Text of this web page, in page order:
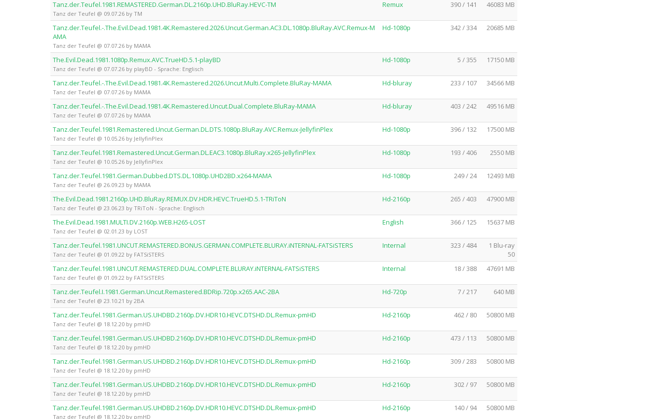
Tanz.der.Teufel.1981.REMASTERED.German.DL.2160p.UHD.BluRay.HEVC-TM
Tanz der Teufel @ 09.07.26 by TM
Remux 390 / 141 46083 MB
Tanz.der.Teufel.-.The.Evil.Dead.1981.4K.Remastered.2026.Uncut.German.AC3.DL.1080p.BluRay.AVC.Remux-M
AMA
Tanz der Teufel @ 07.07.26 by MAMA
Hd-1080p 342 / 334 20685 MB
The.Evil.Dead.1981.1080p.Remux.AVC.TrueHD.5.1-playBD
Tanz der Teufel @ 07.07.26 by playBD - Sprache: Englisch
Hd-1080p 5 / 355 17150 MB
Tanz.der.Teufel.-.The.Evil.Dead.1981.4K.Remastered.2026.Uncut.Multi.Complete.BluRay-MAMA
Tanz der Teufel @ 07.07.26 by MAMA
Hd-bluray 233 / 107 34566 MB
Tanz.der.Teufel.-.The.Evil.Dead.1981.4K.Remastered.Uncut.Dual.Complete.BluRay-MAMA
Tanz der Teufel @ 07.07.26 by MAMA
Hd-bluray 403 / 242 49516 MB
Tanz.der.Teufel.1981.Remastered.Uncut.German.DL.DTS.1080p.BluRay.AVC.Remux-JellyfinPlex
Tanz der Teufel @ 10.05.26 by JellyfinPlex
Hd-1080p 396 / 132 17500 MB
Tanz.der.Teufel.1981.Remastered.Uncut.German.DL.EAC3.1080p.BluRay.x265-JellyfinPlex
Tanz der Teufel @ 10.05.26 by JellyfinPlex
Hd-1080p 193 / 406 2550 MB
Tanz.der.Teufel.1981.German.Dubbed.DTS.DL.1080p.UHD2BD.x264-MAMA
Tanz der Teufel @ 26.09.23 by MAMA
Hd-1080p 249 / 24 12493 MB
The.Evil.Dead.1981.2160p.UHD.BluRay.REMUX.DV.HDR.HEVC.TrueHD.5.1-TRiToN
Tanz der Teufel @ 23.06.23 by TRiToN - Sprache: Englisch
Hd-2160p 265 / 403 47900 MB
The.Evil.Dead.1981.MULTI.DV.2160p.WEB.H265-LOST
Tanz der Teufel @ 02.01.23 by LOST
English 366 / 125 15637 MB
Tanz.der.Teufel.1981.UNCUT.REMASTERED.BONUS.GERMAN.COMPLETE.BLURAY.iNTERNAL-FATSiSTERS
Tanz der Teufel @ 01.09.22 by FATSiSTERS
Internal 323 / 484
1 Blu-ray
50
Tanz.der.Teufel.1981.UNCUT.REMASTERED.DUAL.COMPLETE.BLURAY.iNTERNAL-FATSiSTERS
Tanz der Teufel @ 01.09.22 by FATSiSTERS
Internal 18 / 388 47691 MB
Tanz.der.Teufel.I.1981.German.Uncut.Remastered.BDRip.720p.x265.AAC-2BA
Tanz der Teufel @ 23.10.21 by 2BA
Hd-720p 7 / 217 640 MB
Tanz.der.Teufel.1981.German.US.UHDBD.2160p.DV.HDR10.HEVC.DTSHD.DL.Remux-pmHD
Tanz der Teufel @ 18.12.20 by pmHD
Hd-2160p 462 / 80 50800 MB
Tanz.der.Teufel.1981.German.US.UHDBD.2160p.DV.HDR10.HEVC.DTSHD.DL.Remux-pmHD
Tanz der Teufel @ 18.12.20 by pmHD
Hd-2160p 473 / 113 50800 MB
Tanz.der.Teufel.1981.German.US.UHDBD.2160p.DV.HDR10.HEVC.DTSHD.DL.Remux-pmHD
Tanz der Teufel @ 18.12.20 by pmHD
Hd-2160p 309 / 283 50800 MB
Tanz.der.Teufel.1981.German.US.UHDBD.2160p.DV.HDR10.HEVC.DTSHD.DL.Remux-pmHD
Tanz der Teufel @ 18.12.20 by pmHD
Hd-2160p 302 / 97 50800 MB
Tanz.der.Teufel.1981.German.US.UHDBD.2160p.DV.HDR10.HEVC.DTSHD.DL.Remux-pmHD
Tanz der Teufel @ 18.12.20 by pmHD
Hd-2160p 140 / 94 50800 MB